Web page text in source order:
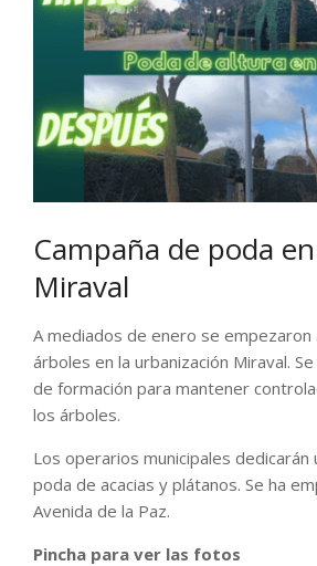
Campaña de poda
Miraval
A mediados de enero se empezaron
árboles en la urbanización Miraval.
de formación para mantener
los árboles.
Los operarios municipales dedicarán
poda de acacias y plátanos. Se ha
Avenida de la Paz.
Pincha para ver las fotos